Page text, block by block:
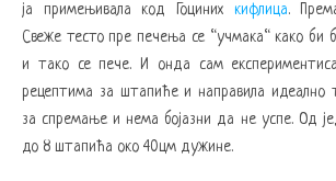
ја примењивала код Гоциних кифлица.
Свеже тесто пре печења се “учмака“ како би
и тако се пече. И онда сам
рецептима за штапиће и направила идеално
за спремање и нема бојазни да не успе. Од
до 8 штапића око 40цм дужине.